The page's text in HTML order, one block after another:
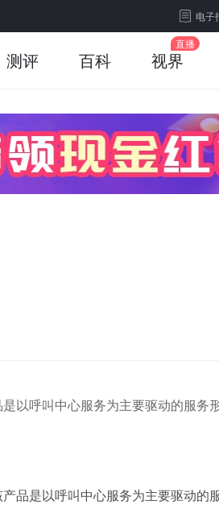
电子
测评 百科 视界
以呼叫中心服务为主要驱动的服务
品是以呼叫中心服务为主要驱动的